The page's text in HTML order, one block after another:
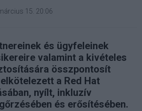
15. 20:06
és ügyfeleinek
valamint a kivételes
összpontosít
a Red Hat
nyílt, inkluzív
és erősítésében.